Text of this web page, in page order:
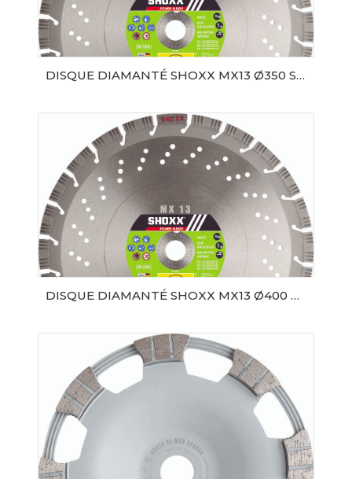
DISQUE DIAMANTÉ SHOXX MX13 Ø350 SAMEDIA
AJOUTER AU PANIER
DISQUE DIAMANTÉ SHOXX MX13 Ø400 SAMEDIA
AJOUTER AU PANIER